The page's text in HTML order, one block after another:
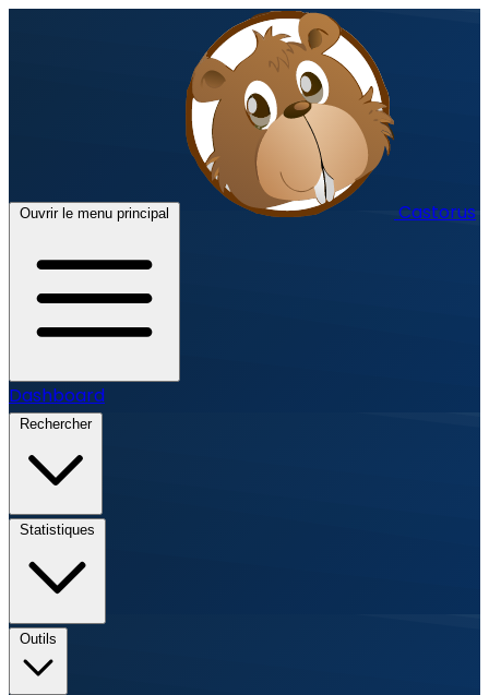
Ouvrir le menu principal Castorus
Dashboard
Rechercher
Statistiques
Outils